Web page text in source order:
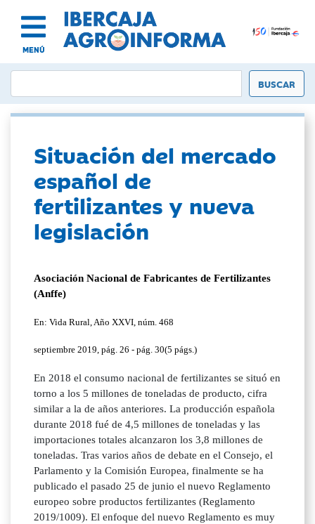
MENÚ
Situación del mercado
español de
fertilizantes y nueva
legislación
Asociación Nacional de Fabricantes de Fertilizantes
(Anffe)
En: Vida Rural, Año XXVI, núm. 468
septiembre 2019, pág. 26 - pág. 30(5 págs.)
En 2018 el consumo nacional de fertilizantes se situó en
torno a los 5 millones de toneladas de producto, cifra
similar a la de años anteriores. La producción española
durante 2018 fué de 4,5 millones de toneladas y las
importaciones totales alcanzaron los 3,8 millones de
toneladas. Tras varios años de debate en el Consejo, el
Parlamento y la Comisión Europea, finalmente se ha
publicado el pasado 25 de junio el nuevo Reglamento
europeo sobre productos fertilizantes (Reglamento
2019/1009). El enfoque del nuevo Reglamento es muy